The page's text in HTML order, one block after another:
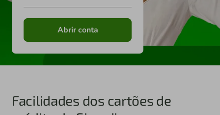
Abrir conta
Facilidades dos cartões de